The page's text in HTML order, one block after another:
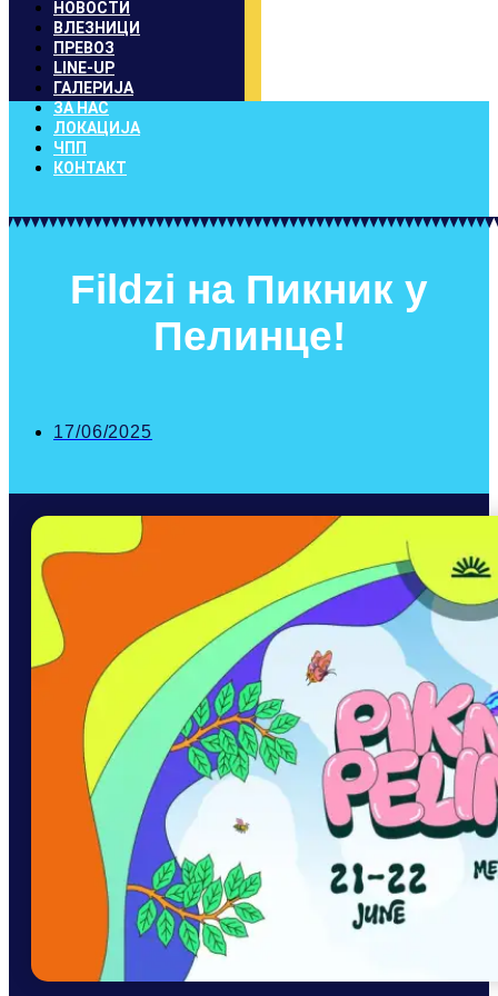
НОВОСТИ
ВЛЕЗНИЦИ
ПРЕВОЗ
LINE-UP
ГАЛЕРИЈА
ЗА НАС
ЛОКАЦИЈА
ЧПП
КОНТАКТ
Fildzi на Пикник у
Пелинце!
17/06/2025